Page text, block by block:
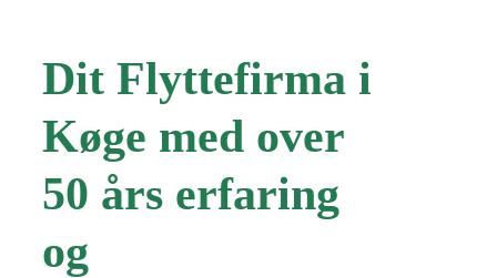
Dit Flyttefirma i
Køge med over
50 års erfaring
og